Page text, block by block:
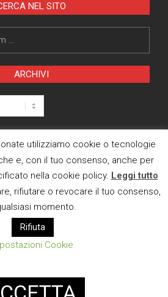
NEL SITO
ARCHIVI
consenso cookies
ANCHE SU
E MAIL
utilizziamo cookie o tecnologie
e, con il tuo consenso, anche per
nella cookie policy. Leggi tutto
rifiutare o revocare il tuo consenso,
momento.
Rifiuta
Cookie